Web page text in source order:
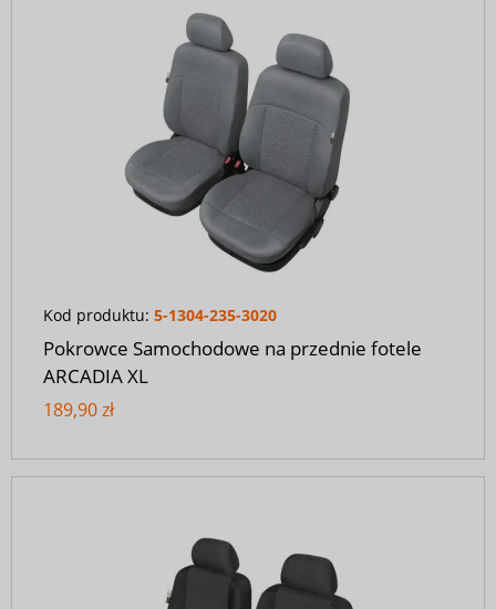
Kod produktu: 5-1304-235-3020
Pokrowce Samochodowe na przednie fotele
ARCADIA XL
189,90 zł